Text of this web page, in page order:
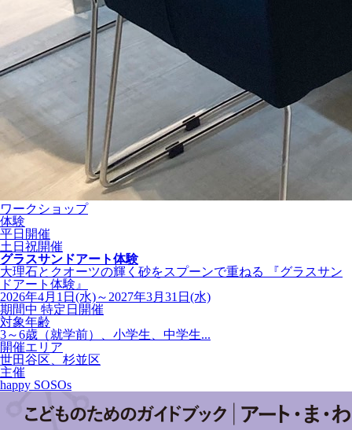
ワークショップ
体験
平日開催
土日祝開催
グラスサンドアート体験
大理石とクオーツの輝く砂をスプーンで重ねる 『グラスサン
ドアート体験』
2026年4月1日(水)～2027年3月31日(水)
期間中 特定日開催
対象年齢
3～6歳（就学前）、小学生、中学生...
開催エリア
世田谷区、杉並区
主催
happy SOSOs